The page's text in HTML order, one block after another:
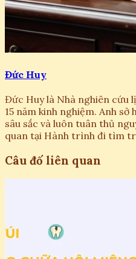
Đức Huy
Đức Huy là Nhà nghiên cứu
15 năm kinh nghiệm. Anh
sâu sắc và luôn tuân thủ
quan tại Hành trình đi tìm
Câu đố liên quan